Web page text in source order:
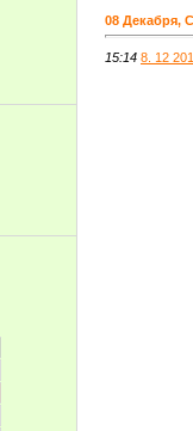
08 Декабря,
15:14 8. 12